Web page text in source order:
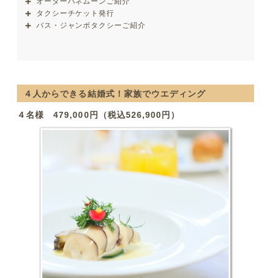
タクシーチケット発行
バス・ジャンボタクシーご紹介
４人からできる結婚式！家族でウエディング
４名様 479,000円（税込526,900円）